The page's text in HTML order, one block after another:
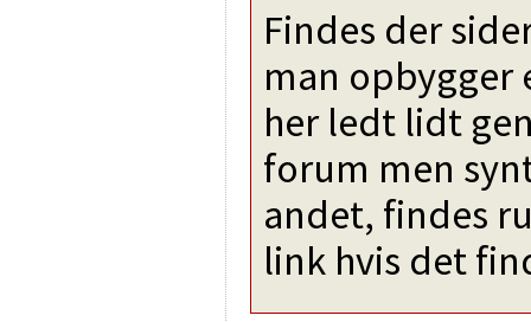
Findes der
man opbygger
her ledt lidt
forum men
andet, findes
link hvis det